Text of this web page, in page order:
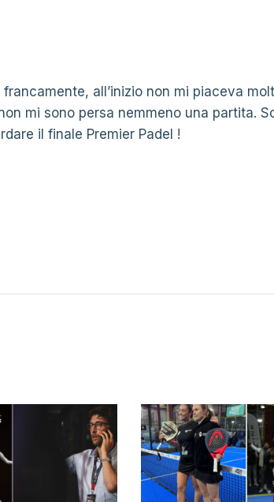
all’inizio non mi piaceva
mi sono persa nemmeno una partita.
il finale Premier Padel !